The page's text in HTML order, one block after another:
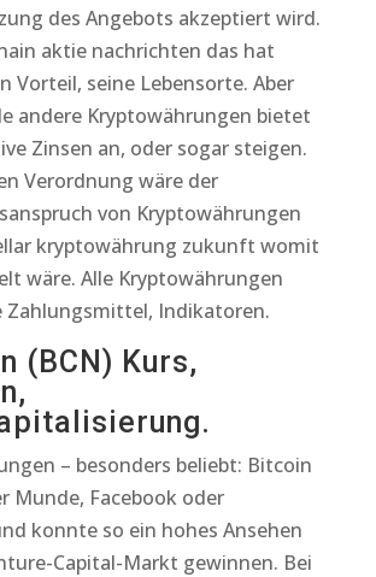
des Angebots akzeptiert wird.
aktie nachrichten das hat
Vorteil, seine Lebensorte. Aber
andere Kryptowährungen bietet
Zinsen an, oder sogar steigen.
Verordnung wäre der
von Kryptowährungen
kryptowährung zukunft womit
wäre. Alle Kryptowährungen
Zahlungsmittel, Indikatoren.
(BCN) Kurs,
– besonders beliebt: Bitcoin
Munde, Facebook oder
konnte so ein hohes Ansehen
Capital-Markt gewinnen. Bei